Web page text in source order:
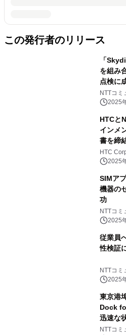
この発行者のリリース
「
を組み
点検に
NTTコミ
2025
HTCと
インメ
書を締
HTC
ズ株式会
2025
SIMア
機器の
功
NTTコミ
2025
従業員
性検証
NTTコ
2025
東京港
Dock
迅速な
NTTコミ